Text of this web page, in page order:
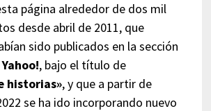
página alrededor de dos mil
desde abril de 2011, que
sido publicados en la sección
Yahoo!, bajo el título de
historias», y que a partir de
se ha ido incorporando nuevo